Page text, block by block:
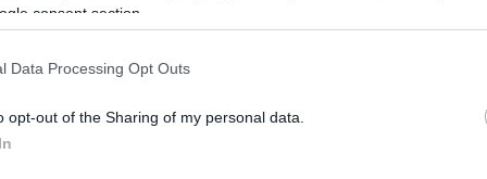
consent section.
Data Processing Opt Outs
opt-out of the Sharing of my personal data.